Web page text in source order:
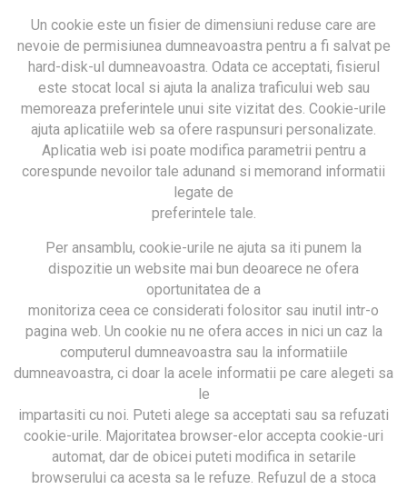
Un cookie este un fisier de dimensiuni reduse care are
nevoie de permisiunea dumneavoastra pentru a fi salvat pe
hard-disk-ul dumneavoastra. Odata ce acceptati, fisierul
este stocat local si ajuta la analiza traficului web sau
memoreaza preferintele unui site vizitat des. Cookie-urile
ajuta aplicatiile web sa ofere raspunsuri personalizate.
Aplicatia web isi poate modifica parametrii pentru a
corespunde nevoilor tale adunand si memorand informatii
legate de
preferintele tale.
Per ansamblu, cookie-urile ne ajuta sa iti punem la
dispozitie un website mai bun deoarece ne ofera
oportunitatea de a
monitoriza ceea ce considerati folositor sau inutil intr-o
pagina web. Un cookie nu ne ofera acces in nici un caz la
computerul dumneavoastra sau la informatiile
dumneavoastra, ci doar la acele informatii pe care alegeti sa
le
impartasiti cu noi. Puteti alege sa acceptati sau sa refuzati
cookie-urile. Majoritatea browser-elor accepta cookie-uri
automat, dar de obicei puteti modifica in setarile
browserului ca acesta sa le refuze. Refuzul de a stoca